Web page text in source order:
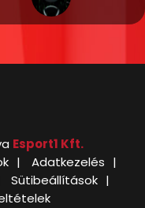
Esport1 Kft.
Adatkezelés
Sütibeállítások